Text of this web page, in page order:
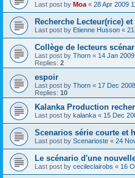
Last post by Moa « 28 Apr 2009
Recherche Lecteur(rice)
Last post by Etienne Husson «
Collège de lecteurs
Last post by Thorn « 14 Jan
Replies: 2
espoir
Last post by Thorn « 17 Dec
Replies: 10
Kalanka Production
Last post by kalanka « 15 Dec
Scenarios série courte et
Last post by Scenarioste « 24
Le scénario d'une
Last post by cecileclairobs « 16